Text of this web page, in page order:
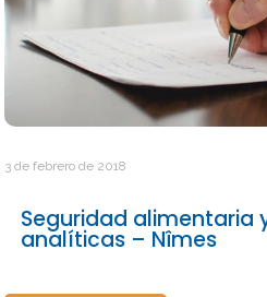
3 de febrero de 2018
Seguridad alimentaria
analíticas – Nîmes